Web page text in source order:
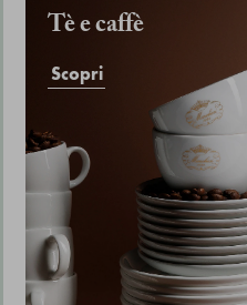
Tè e caffè
Scopri